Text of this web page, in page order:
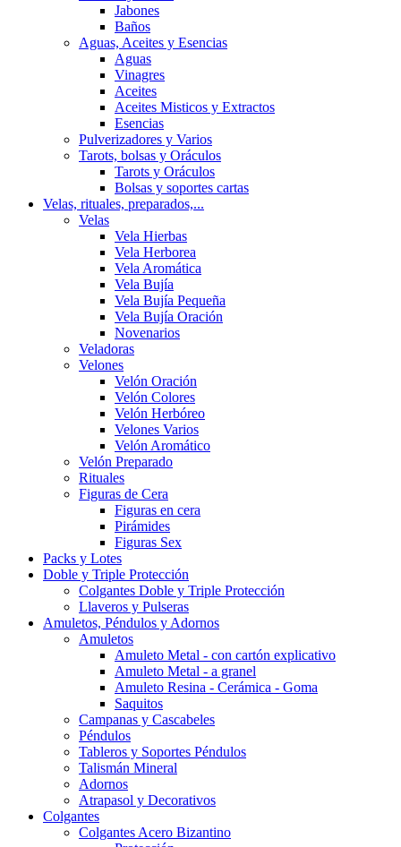
Jabones
Baños
Aguas, Aceites y Esencias
Aguas
Vinagres
Aceites
Aceites Misticos y Extractos
Esencias
Pulverizadores y Varios
Tarots, bolsas y Oráculos
Tarots y Oráculos
Bolsas y soportes cartas
Velas, rituales, preparados,...
Velas
Vela Hierbas
Vela Herborea
Vela Aromática
Vela Bujía
Vela Bujía Pequeña
Vela Bujía Oración
Novenarios
Veladoras
Velones
Velón Oración
Velón Colores
Velón Herbóreo
Velones Varios
Velón Aromático
Velón Preparado
Rituales
Figuras de Cera
Figuras en cera
Pirámides
Figuras Sex
Packs y Lotes
Doble y Triple Protección
Colgantes Doble y Triple Protección
Llaveros y Pulseras
Amuletos, Péndulos y Adornos
Amuletos
Amuleto Metal - con cartón explicativo
Amuleto Metal - a granel
Amuleto Resina - Cerámica - Goma
Saquitos
Campanas y Cascabeles
Péndulos
Tableros y Soportes Péndulos
Talismán Mineral
Adornos
Atrapasol y Decorativos
Colgantes
Colgantes Acero Bizantino